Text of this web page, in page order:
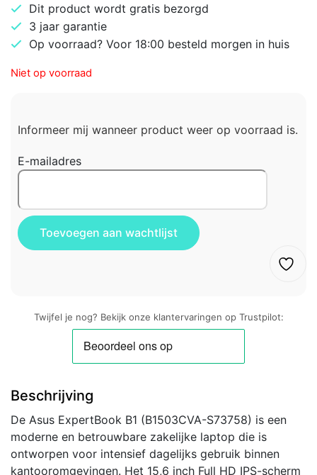
Dit product wordt gratis bezorgd
3 jaar garantie
Op voorraad? Voor 18:00 besteld morgen in huis
Niet op voorraad
Informeer mij wanneer product weer op voorraad is.
E-mailadres
Twijfel je nog? Bekijk onze klantervaringen op Trustpilot:
Beschrijving
De Asus ExpertBook B1 (B1503CVA-S73758) is een
moderne en betrouwbare zakelijke laptop die is
ontworpen voor intensief dagelijks gebruik binnen
kantooromgevingen. Het 15,6 inch Full HD IPS-scherm